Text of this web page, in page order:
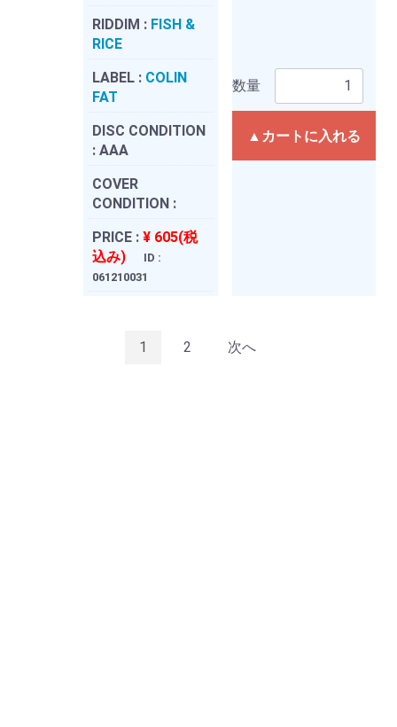
RIDDIM : FISH &
RICE
LABEL : COLIN
FAT
DISC CONDITION
: AAA
COVER
CONDITION :
PRICE : ¥ 605(税
込み)
ID :
061210031
数量
▲カートに入れる
1 2 次へ